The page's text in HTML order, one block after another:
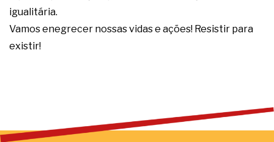
igualitária.
Vamos enegrecer nossas vidas e ações! Resistir para
existir!